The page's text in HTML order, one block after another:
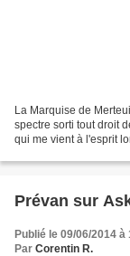
La Marquise de
spectre sorti tout droit des ombres Merteuil , tel est
qui me vient à l'esprit
Prévan sur
Publié le 09/06/2014 à
Par Corentin R.